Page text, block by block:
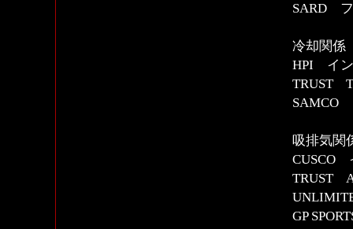
SARD フ
冷却関係
HPI イン
TRUST
SAMCO
吸排気関
CUSCO
TRUST
GP